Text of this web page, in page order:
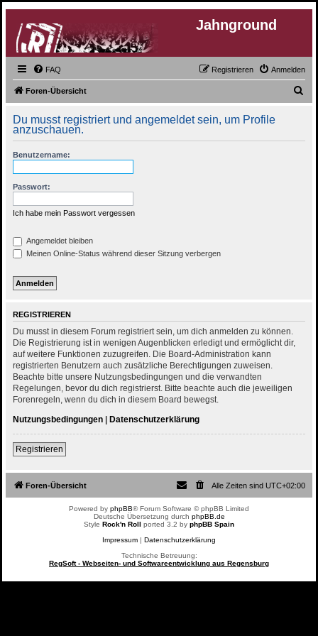
Jahnground
FAQ Anmelden
Registrieren
Foren-Übersicht
h
Du musst registriert und angemeldet sein, um Profile
anzuschauen.
Benutzername:
Passwort:
Ich habe mein Passwort vergessen
Angemeldet bleiben
Meinen Online-Status während dieser Sitzung verbergen
REGISTRIEREN
Du musst in diesem Forum registriert sein, um dich anmelden zu können.
Die Registrierung ist in wenigen Augenblicken erledigt und ermöglicht dir,
auf weitere Funktionen zuzugreifen. Die Board-Administration kann
registrierten Benutzern auch zusätzliche Berechtigungen zuweisen.
Beachte bitte unsere Nutzungsbedingungen und die verwandten
Regelungen, bevor du dich registrierst. Bitte beachte auch die jeweiligen
Forenregeln, wenn du dich in diesem Board bewegst.
Nutzungsbedingungen | Datenschutzerklärung
Registrieren
Foren-Übersicht Alle Zeiten sind UTC+02:00
Powered by phpBB® Forum Software © phpBB Limited
Deutsche Übersetzung durch phpBB.de
Style Rock'n Roll ported 3.2 by phpBB Spain
Impressum | Datenschutzerklärung
Technische Betreuung:
RegSoft - Webseiten- und Softwareentwicklung aus Regensburg